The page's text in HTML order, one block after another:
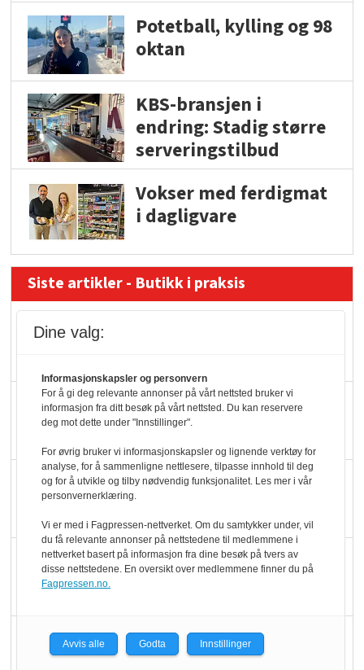
Potetball, kylling og 98
oktan
KBS-bransjen i
endring: Stadig større
serveringstilbud
Vokser med ferdigmat
i dagligvare
Siste artikler - Butikk i praksis
Slik opprettholdes
ølsalget
Færre varer, men fulle
hyller
KI lager mat i butikken
Q passerte 1 milliard i
Rema i 2025
Dine valg:
Informasjonskapsler og personvern
For å gi deg relevante annonser på vårt nettsted bruker vi
informasjon fra ditt besøk på vårt nettsted. Du kan reservere
deg mot dette under "Innstillinger".
For øvrig bruker vi informasjonskapsler og lignende verktøy for
analyse, for å sammenligne nettlesere, tilpasse innhold til deg
og for å utvikle og tilby nødvendig funksjonalitet. Les mer i vår
personvernerklæring.
Vi er med i Fagpressen-nettverket. Om du samtykker under, vil
du få relevante annonser på nettstedene til medlemmene i
nettverket basert på informasjon fra dine besøk på tvers av
disse nettstedene. En oversikt over medlemmene finner du på
Fagpressen.no.
Avvis alle Godta Innstillinger